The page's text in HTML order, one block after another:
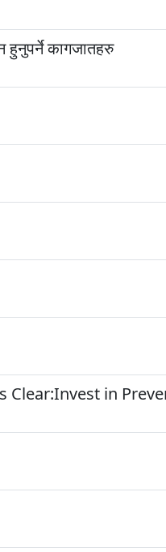
हुनुपर्ने कागजातहरु
is Clear:Invest in